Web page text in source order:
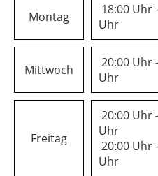
Montag
18:00 Uhr
Uhr
Mittwoch
20:00 Uhr
Uhr
Freitag
20:00 Uhr
Uhr
20:00 Uhr
Uhr